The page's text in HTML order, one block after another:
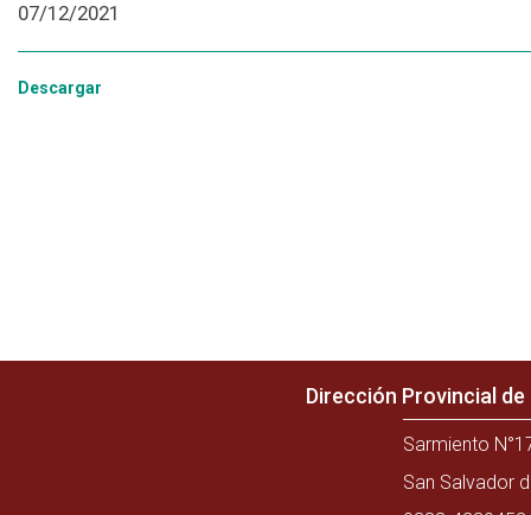
07/12/2021
Descargar
Dirección Provincial
Sarmiento
San Salvador